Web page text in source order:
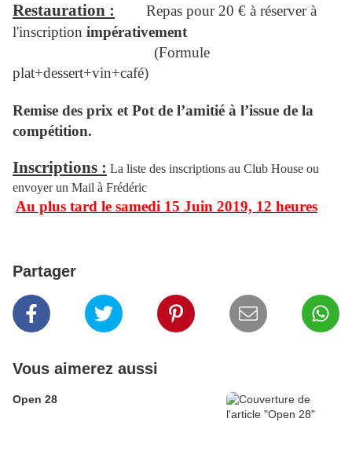
Restauration :
Repas pour 20 € à réserver à
l'inscription impérativement
(Formule
plat+dessert+vin+café)
Remise des prix et Pot de l’amitié à l’issue de la
compétition.
Inscriptions : La liste des inscriptions au Club House ou
envoyer un Mail à Frédéric
Au plus tard le samedi 15 Juin 2019, 12 heures
Partager
Vous aimerez aussi
Open 28